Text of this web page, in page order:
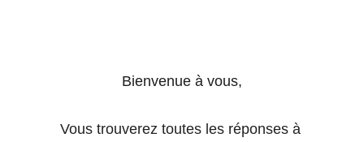
Bienvenue à vous,
Vous trouverez toutes les réponses à